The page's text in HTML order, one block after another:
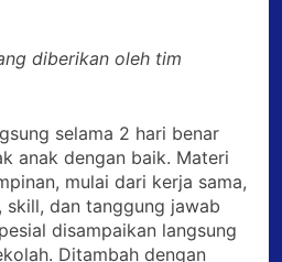
diberikan oleh tim
selama 2 hari benar
anak dengan baik. Materi
mulai dari kerja sama,
skill, dan tanggung jawab
disampaikan langsung
Ditambah dengan